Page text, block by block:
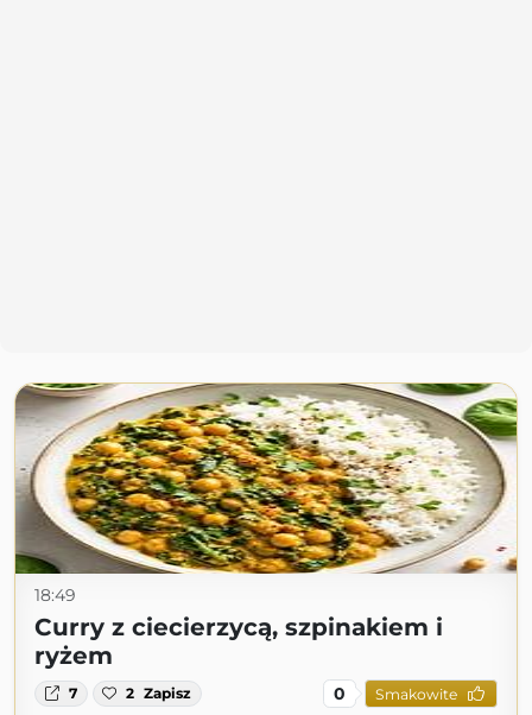
18:49
Curry z ciecierzycą, szpinakiem i
ryżem
7 2 Zapisz 0 Smakowite